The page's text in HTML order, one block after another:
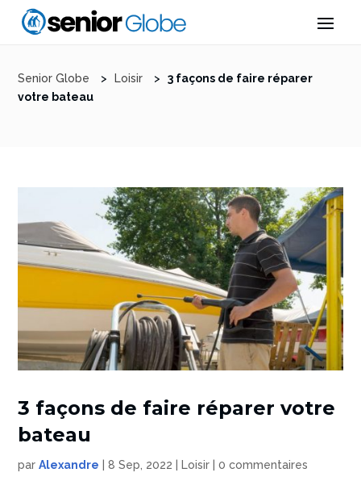
Senior Globe > Loisir >
3 façons de faire réparer
votre bateau
3 façons de faire réparer votre
bateau
parAlexandre 8 Sep, 2022 Loisir |0 commentaires